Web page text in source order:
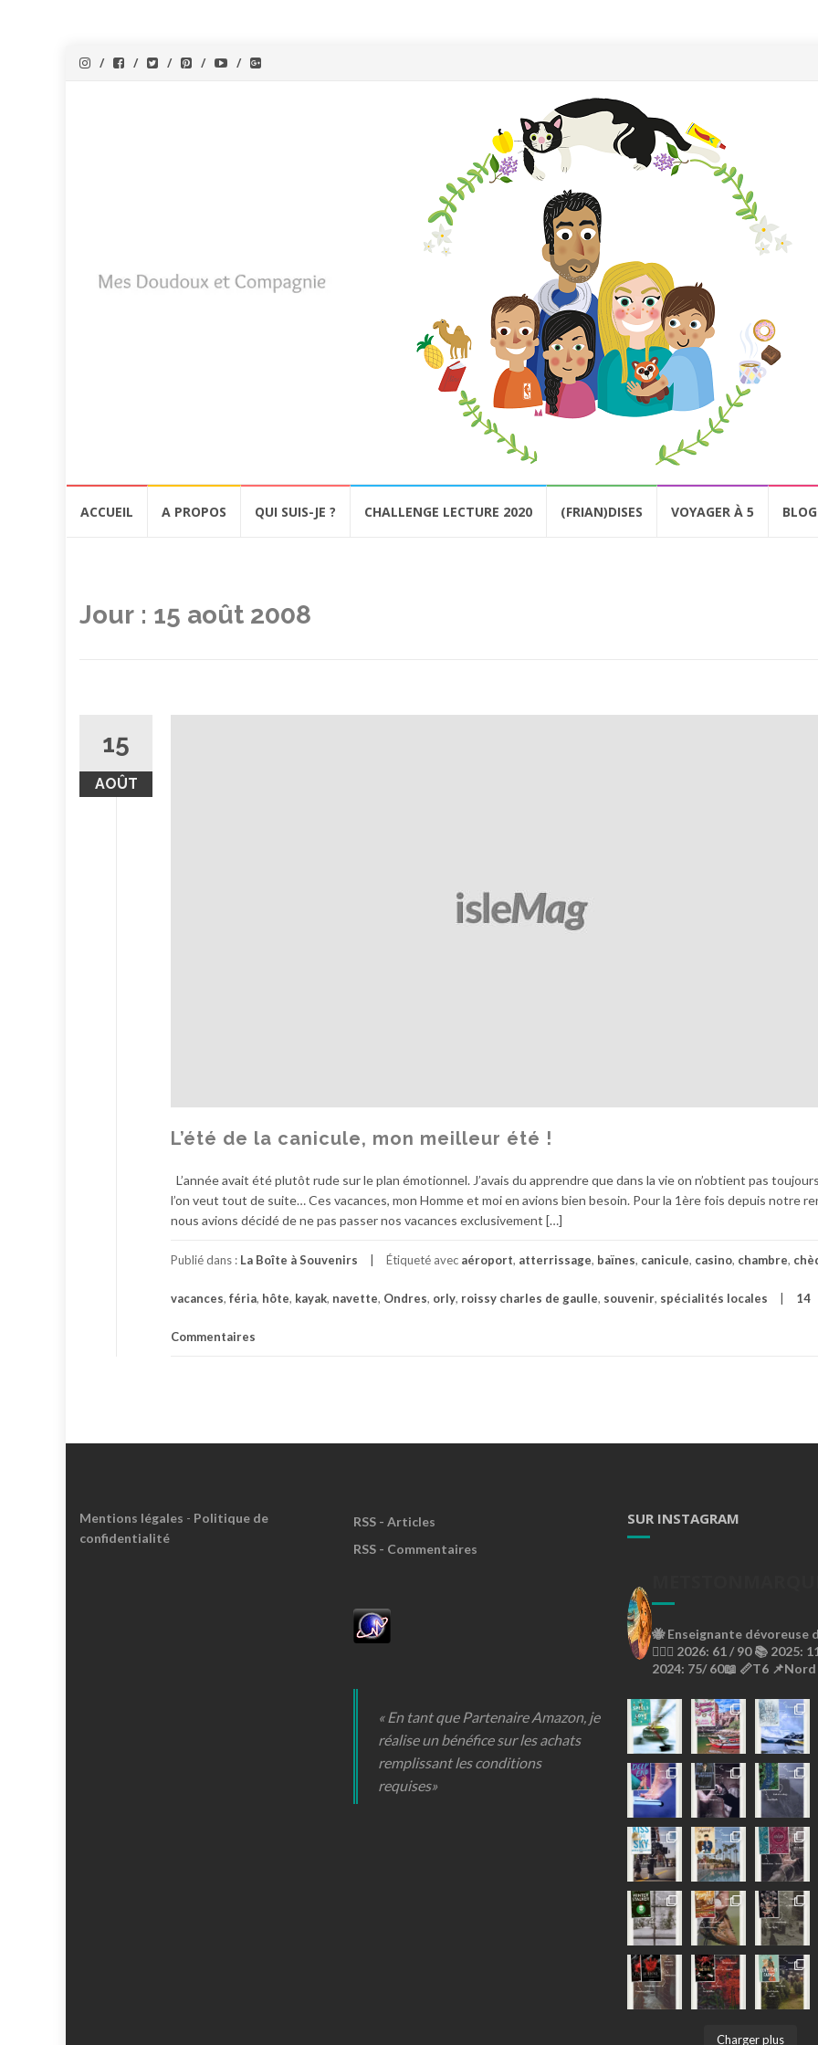
ACCUEIL A PROPOS QUI SUIS-JE ? CHALLENGE LECTURE 2020 (FRIAN)DISES VOYAGER À 5
Jour : 15 août 2008
15
AOÛT
L’été de la canicule, mon meilleur été !
L’année avait été plutôt rude sur le plan émotionnel. J’avais du apprendre que dans la vie on n’obtient pas
l’on veut tout de suite… Ces vacances, mon Homme et moi en avions bien besoin. Pour la 1ère fois depuis notre
nous avions décidé de ne pas passer nos vacances exclusivement […]
Publié dans : La Boîte à Souvenirs Étiqueté avec aéroport, atterrissage, baïnes, canicule, casino, chambre,
vacances, féria, hôte, kayak, navette, Ondres, orly, roissy charles de gaulle, souvenir, spécialités locales 14
Commentaires
Mentions légales - Politique de
confidentialité
RSS - Articles
RSS - Commentaires
« En tant que Partenaire Amazon, je
réalise un bénéfice sur les achats
remplissant les conditions
requises»
SUR INSTAGRAM
🐝Enseignante dévoreuse
🙇🏼‍♀️ 2026: 61 / 90 📚 2025:
2024: 75/ 60📖 📏T6 📌Nord
Charger plus